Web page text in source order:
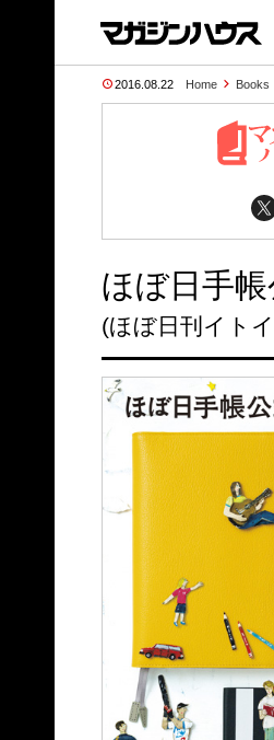
2016.08.22 Home Books
ほぼ日手
(ほぼ日刊イト